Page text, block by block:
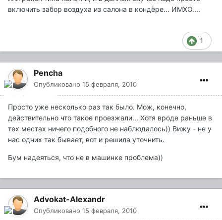
включить забор воздуха из салона в кондёре... ИМХО....
1
Pencha
Опубликовано 15 февраля, 2010
Просто уже несколько раз так было. Мож, конечно,
действительно что такое проезжали... Хотя вроде раньше в
тех местах ничего подобного не наблюдалось)) Вижу - не у
нас одних так бывает, вот и решила уточнить.
Бум надеяться, что не в машинке проблема))
Advokat-Alexandr
Опубликовано 15 февраля, 2010